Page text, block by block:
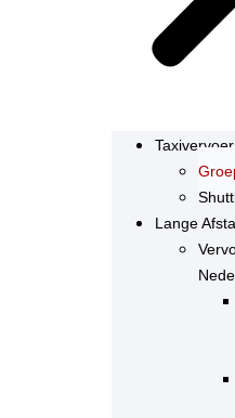
Taxivervoer
Lange